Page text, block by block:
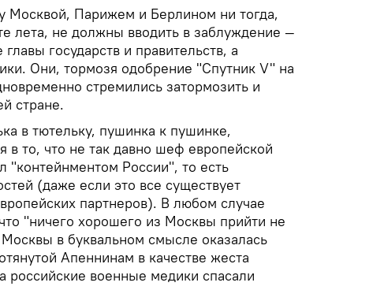
Москвой, Парижем и Берлином ни тогда,
лета, не должны вводить в заблуждение —
государств и правительств, а
Они, тормозя одобрение "Спутник V" на
стремились затормозить и
стране.
в тютельку, пушинка к пушинке,
в то, что не так давно шеф европейской
"контейнментом России", то есть
(даже если это все существует
партнеров). В любом случае
"ничего хорошего из Москвы прийти не
в буквальном смысле оказалась
Апеннинам в качестве жеста
военные медики спасали